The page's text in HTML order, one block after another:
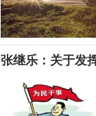
张继乐：关于发